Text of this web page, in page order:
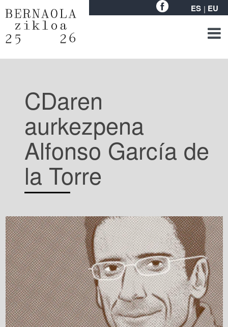
ES EU
CDaren
aurkezpena
Alfonso García de
la Torre